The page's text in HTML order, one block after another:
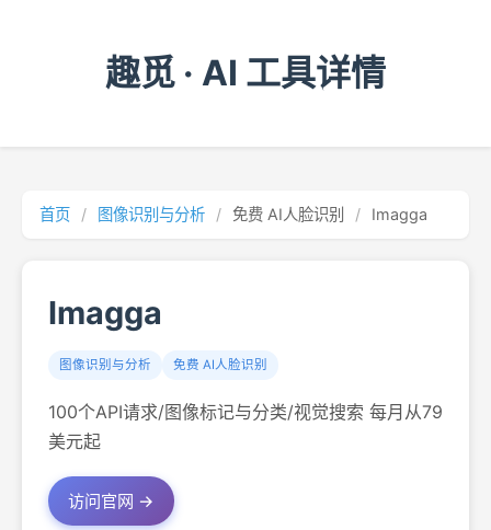
趣觅 · AI 工具详情
首页 / 图像识别与分析 / 免费 AI人脸识别 / Imagga
Imagga
图像识别与分析 免费 AI人脸识别
100个API请求/图像标记与分类/视觉搜索 每月从79
美元起
访问官网 →